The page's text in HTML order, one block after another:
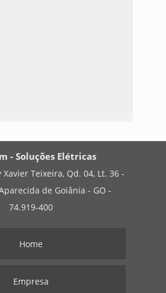
- Soluções Elétricas
Xavier Teixeira, Qd. 04, Lt. 36 -
de Goiânia - GO -
74.919-400
Home
Empresa